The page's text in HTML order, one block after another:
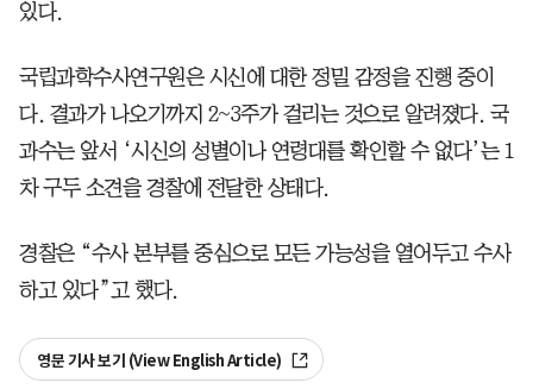
있다.
국립과학수사연구원은 시신에 대한 정밀 감정을 진행 중이
다. 결과가 나오기까지 2~3주가 걸리는 것으로 알려졌다. 국
과수는 앞서 ‘시신의 성별이나 연령대를 확인할 수 없다’는 1
차 구두 소견을 경찰에 전달한 상태다.
경찰은 “수사 본부를 중심으로 모든 가능성을 열어두고 수사
하고 있다”고 했다.
영문 기사 보기 (View English Article)